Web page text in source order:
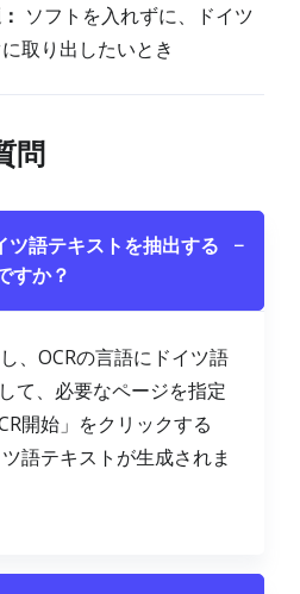
ソフトを入れずに、ドイツ
取り出したいとき
問
ツ語テキストを抽出する
すか？
−
、OCRの言語にドイツ語
て、必要なページを指定
開始」をクリックする
語テキストが生成されま